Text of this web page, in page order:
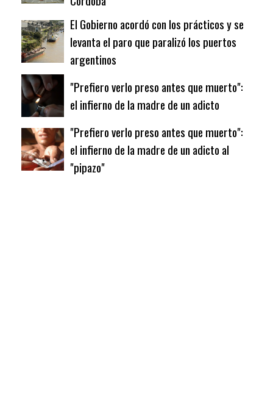
El Gobierno acordó con los prácticos y se
levanta el paro que paralizó los puertos
argentinos
"Prefiero verlo preso antes que muerto":
el infierno de la madre de un adicto
"Prefiero verlo preso antes que muerto":
el infierno de la madre de un adicto al
"pipazo"